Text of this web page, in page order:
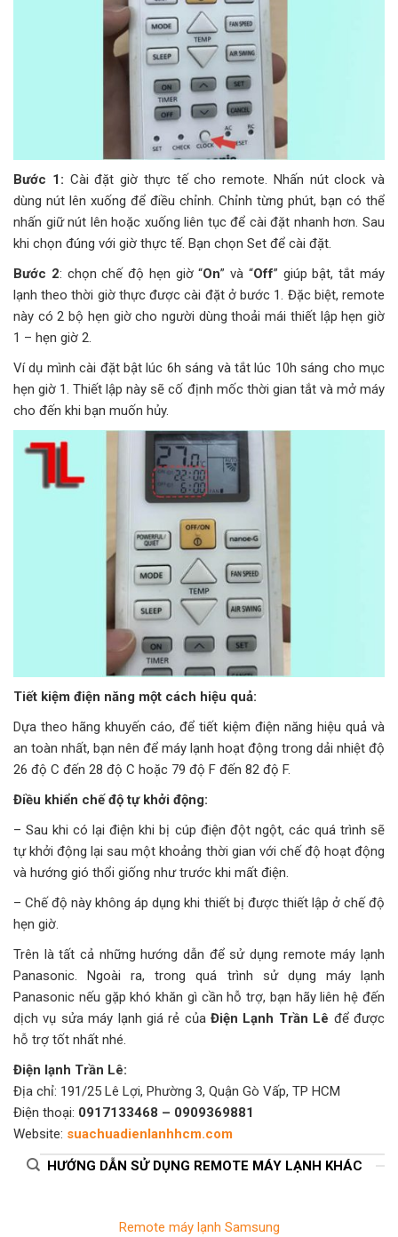
Bước 1: Cài đặt giờ thực tế cho remote. Nhấn nút clock và
dùng nút lên xuống để điều chỉnh. Chỉnh từng phút, bạn có thể
nhấn giữ nút lên hoặc xuống liên tục để cài đặt nhanh hơn. Sau
khi chọn đúng với giờ thực tế. Bạn chọn Set để cài đặt.
Bước 2: chọn chế độ hẹn giờ “On” và “Off” giúp bật, tắt máy
lạnh theo thời giờ thực được cài đặt ở bước 1. Đặc biệt, remote
này có 2 bộ hẹn giờ cho người dùng thoải mái thiết lập hẹn giờ
1 – hẹn giờ 2.
Ví dụ mình cài đặt bật lúc 6h sáng và tắt lúc 10h sáng cho mục
hẹn giờ 1. Thiết lập này sẽ cố định mốc thời gian tắt và mở máy
cho đến khi bạn muốn hủy.
Tiết kiệm điện năng một cách hiệu quả:
Dựa theo hãng khuyến cáo, để tiết kiệm điện năng hiệu quả và
an toàn nhất, bạn nên để máy lạnh hoạt động trong dải nhiệt độ
26 độ C đến 28 độ C hoặc 79 độ F đến 82 độ F.
Điều khiển chế độ tự khởi động:
– Sau khi có lại điện khi bị cúp điện đột ngột, các quá trình sẽ
tự khởi động lại sau một khoảng thời gian với chế độ hoạt động
và hướng gió thổi giống như trước khi mất điện.
– Chế độ này không áp dụng khi thiết bị được thiết lập ở chế độ
hẹn giờ.
Trên là tất cả những hướng dẫn để sử dụng remote máy lạnh
Panasonic. Ngoài ra, trong quá trình sử dụng máy lạnh
Panasonic nếu gặp khó khăn gì cần hỗ trợ, bạn hãy liên hệ đến
dịch vụ sửa máy lạnh giá rẻ củaĐiện Lạnh Trần Lê để được
hỗ trợ tốt nhất nhé.
Điện lạnh Trần Lê:
Địa chỉ: 191/25 Lê Lợi, Phường 3, Quận Gò Vấp, TP HCM
Điện thoại: 0917133468 – 0909369881
Website: suachuadienlanhhcm.com
HƯỚNG DẪN SỬ DỤNG REMOTE MÁY LẠNH KHÁC
Remote máy lạnh Samsung